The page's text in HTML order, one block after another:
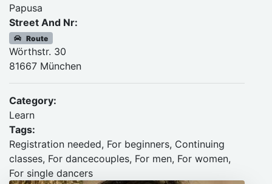
Papusa
Street And Nr:
Route
Wörthstr. 30
81667 München
Category:
Learn
Tags:
Registration needed, For beginners, Continuing
classes, For dancecouples, For men, For women,
For single dancers